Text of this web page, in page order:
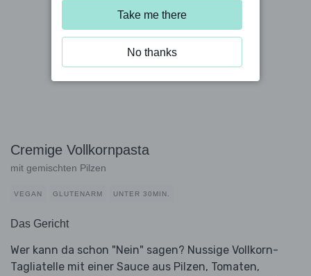
Cremige Vollkornpasta
mit gemischten Pilzen
VEGAN GLUTENARM UNTER 30MIN.
Das Gericht
Wer kann da schon "Nein" sagen? Nussige Vollkorn-
Tagliatelle mit einer Sauce aus Pilzen, Tomaten,
Take me there
No thanks